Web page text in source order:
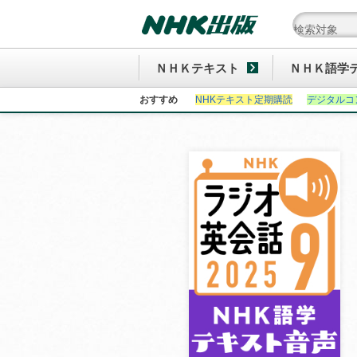
ＮＨＫテキスト ＮＨＫ語学
おすすめ NHKテキスト定期購読 デジタル